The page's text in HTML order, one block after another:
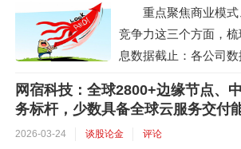
案很清楚：假摔，而
下降...
重点聚焦商业模
竞争力这三个方面，
息数据截止：各公司
技为2025年全年业绩预
技：主业稳固的“利润
的“主业稳固+算力延伸
网宿科技：全球2800+边缘节点、
务标杆，少数具备全球云服务交付
2026-03-24 谈股论金 评论